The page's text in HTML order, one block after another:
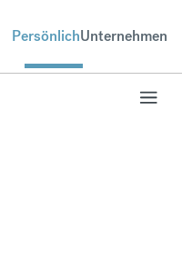
PersönlichUnternehmen